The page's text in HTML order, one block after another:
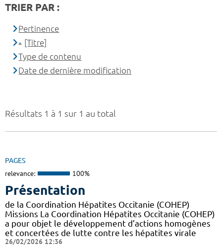
Résultats 1 à 1 sur 1 au total
PAGES
relevance: 100%
Présentation
de la Coordination Hépatites Occitanie (COHEP)
Missions La Coordination Hépatites Occitanie (COHEP)
a pour objet le développement d’actions homogènes
et concertées de lutte contre les hépatites virale
26/02/2026 12:36
TRIER PAR :
Pertinence
[Titre]
Type de contenu
Date de dernière modification